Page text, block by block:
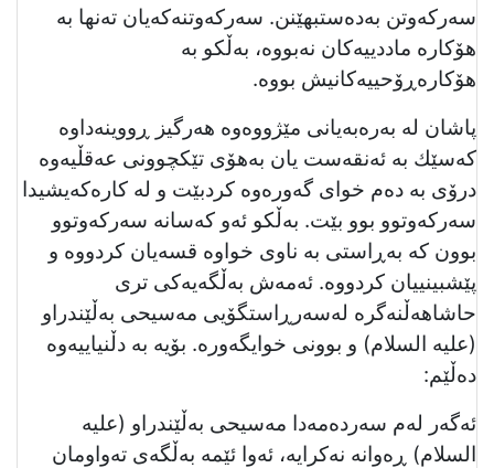
سەرکەوتن بەدەستبهێنن. سەرکەوتنەکەیان تەنها بە
هۆکارە ماددییەکان نەبووە، بەڵکو بە
هۆکارەڕۆحییەکانیش بووە.
پاشان لە بەرەبەیانی مێژووەوە هەرگیز ڕووینەداوە
کەسێك بە ئەنقەست یان بەهۆی تێکچوونی عەقڵیەوە
درۆی بە دەم خوای گەورەوە كردبێت و لە کارەکەیشیدا
سەرکەوتوو بوو بێت. بەڵکو ئەو کەسانە سەرکەوتوو
بوون کە بەڕاستی بە ناوی خواوە قسەیان کردووە و
پێشبینییان کردووە. ئەمەش بەڵگەیەکی تری
حاشاهەڵنەگرە لەسەرڕاستگۆیی مەسیحی بەڵێندراو
(علیه السلام) و بوونی خوایگەورە. بۆیە بە دڵنیاییەوە
دەڵێم:
ئەگەر لەم سەردەمەدا مەسیحی بەڵێندراو (علیه
السلام) ڕەوانە نەکرایە، ئەوا ئێمە بەڵگەی تەواومان